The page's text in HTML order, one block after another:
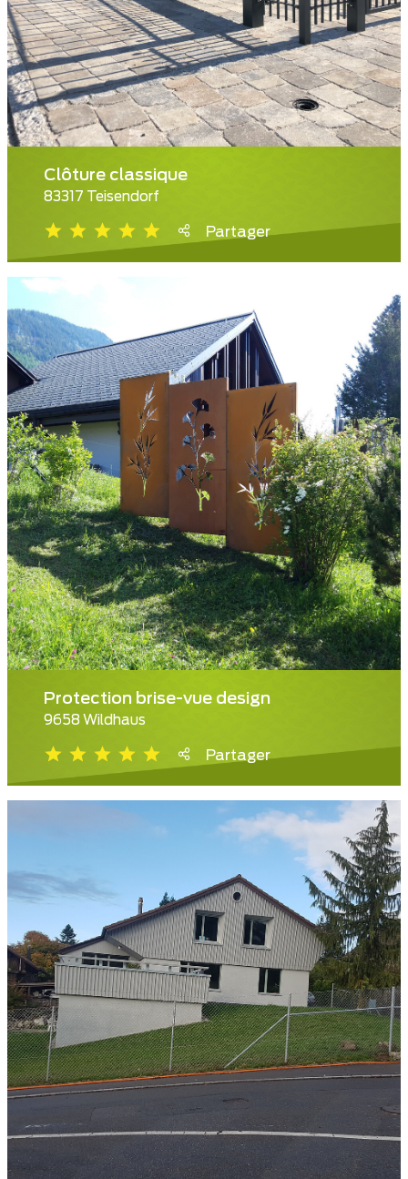
Clôture classique
83317 Teisendorf
Partager
Protection brise-vue design
9658 Wildhaus
Partager